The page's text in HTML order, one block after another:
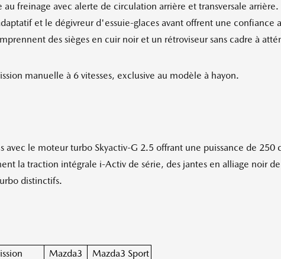
freinage avec alerte de circulation arrière et transversale
et le dégivreur d'essuie-glaces avant offrent une confiance
des sièges en cuir noir et un rétroviseur sans cadre à
manuelle à 6 vitesses, exclusive au modèle à hayon.
avec le moteur turbo Skyactiv-G 2.5 offrant une puissance de
la traction intégrale i-Activ de série, des jantes en alliage noir
distinctifs.
Mazda3 Mazda3 Sport